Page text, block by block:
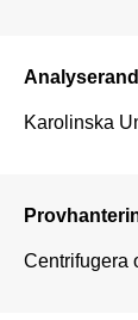
Karolinska
Centrifugera